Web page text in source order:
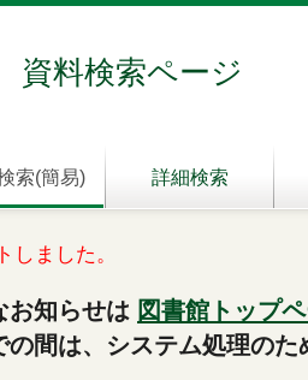
料検索ページ
索(簡易) 詳細検索
しました。
お知らせは 図書館トップ
間は、システム処理の